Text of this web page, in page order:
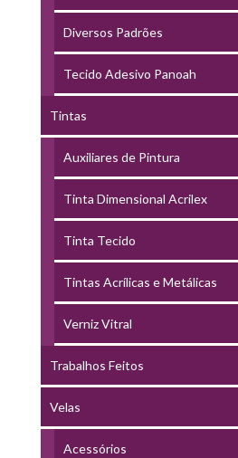
Diversos Padrões
Tecido Adesivo Panoah
Tintas
Auxiliares de Pintura
Tinta Dimensional Acrilex
Tinta Tecido
Tintas Acrílicas e Metálicas
Verniz Vitral
Trabalhos Feitos
Velas
Acessórios